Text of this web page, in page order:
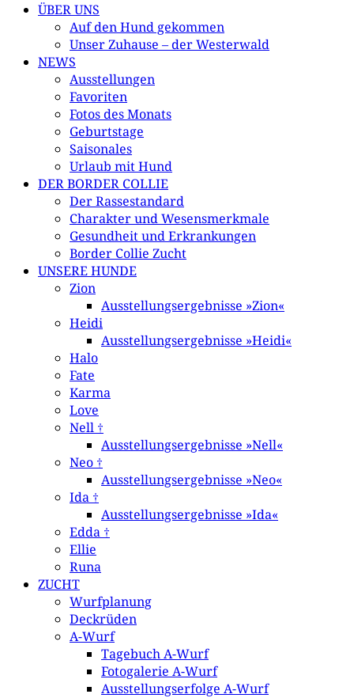
ÜBER UNS
Auf den Hund gekommen
Unser Zuhause – der Westerwald
NEWS
Ausstellungen
Favoriten
Fotos des Monats
Geburtstage
Saisonales
Urlaub mit Hund
DER BORDER COLLIE
Der Rassestandard
Charakter und Wesensmerkmale
Gesundheit und Erkrankungen
Border Collie Zucht
UNSERE HUNDE
Zion
Ausstellungsergebnisse »Zion«
Heidi
Ausstellungsergebnisse »Heidi«
Halo
Fate
Karma
Love
Nell †
Ausstellungsergebnisse »Nell«
Neo †
Ausstellungsergebnisse »Neo«
Ida †
Ausstellungsergebnisse »Ida«
Edda †
Ellie
Runa
ZUCHT
Wurfplanung
Deckrüden
A-Wurf
Tagebuch A-Wurf
Fotogalerie A-Wurf
Ausstellungserfolge A-Wurf